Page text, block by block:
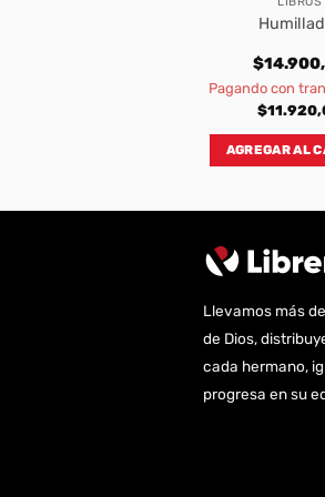
$
Pagando con
$
AGREGAR AL
Llevamos más
de Dios,
cada hermano,
progresa en su